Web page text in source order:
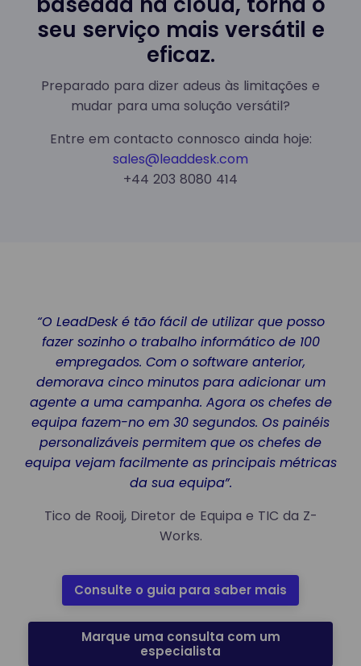
seu serviço mais versátil e
eficaz.
Preparado para dizer adeus às limitações e
mudar para uma solução versátil?
Entre em contacto connosco ainda hoje:
sales@leaddesk.com
+44 203 8080 414
“O LeadDesk é tão fácil de utilizar que posso
fazer sozinho o trabalho informático de 100
empregados. Com o software anterior,
demorava cinco minutos para adicionar um
agente a uma campanha. Agora os chefes de
equipa fazem-no em 30 segundos. Os painéis
personalizáveis permitem que os chefes de
equipa vejam facilmente as principais métricas
da sua equipa”.
Tico de Rooij, Diretor de Equipa e TIC da Z-
Works.
Consulte o guia para saber mais
Marque uma consulta com um
especialista